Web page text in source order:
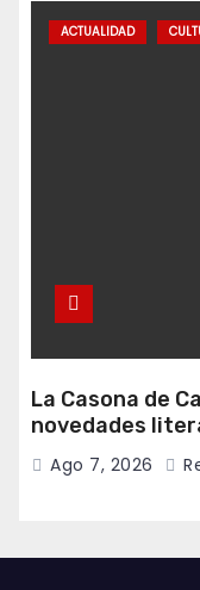
ACTUALIDAD
La Casona de
novedades
Ago 7, 2026